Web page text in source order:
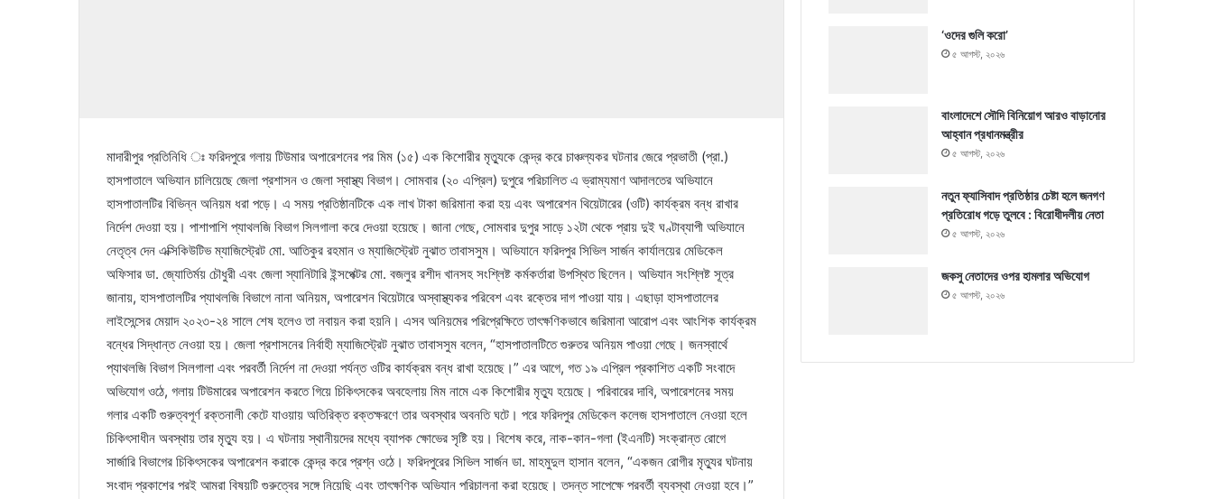
মাদারীপুর প্রতিনিধি ঃ ফরিদপুরে গলায় টিউমার অপারেশনের পর মিম (১৫) এক কিশোরীর মৃত্যুকে কেন্দ্র করে চাঞ্চল্যকর ঘটনার জেরে প্রভাতী (প্রা.)
হাসপাতালে অভিযান চালিয়েছে জেলা প্রশাসন ও জেলা স্বাস্থ্য বিভাগ। সোমবার (২০ এপ্রিল) দুপুরে পরিচালিত এ ভ্রাম্যমাণ আদালতের অভিযানে
হাসপাতালটির বিভিন্ন অনিয়ম ধরা পড়ে। এ সময় প্রতিষ্ঠানটিকে এক লাখ টাকা জরিমানা করা হয় এবং অপারেশন থিয়েটারের (ওটি) কার্যক্রম বন্ধ রাখার
নির্দেশ দেওয়া হয়। পাশাপাশি প্যাথলজি বিভাগ সিলগালা করে দেওয়া হয়েছে। জানা গেছে, সোমবার দুপুর সাড়ে ১২টা থেকে প্রায় দুই ঘণ্টাব্যাপী অভিযানে
নেতৃত্ব দেন এক্সিকিউটিভ ম্যাজিস্ট্রেট মো. আতিকুর রহমান ও ম্যাজিস্ট্রেট নুঝাত তাবাসসুম। অভিযানে ফরিদপুর সিভিল সার্জন কার্যালয়ের মেডিকেল
অফিসার ডা. জ্যোতির্ময় চৌধুরী এবং জেলা স্যানিটারি ইন্সপেক্টর মো. বজলুর রশীদ খানসহ সংশ্লিষ্ট কর্মকর্তারা উপস্থিত ছিলেন। অভিযান সংশ্লিষ্ট সূত্র
জানায়, হাসপাতালটির প্যাথলজি বিভাগে নানা অনিয়ম, অপারেশন থিয়েটারে অস্বাস্থ্যকর পরিবেশ এবং রক্তের দাগ পাওয়া যায়। এছাড়া হাসপাতালের
লাইসেন্সের মেয়াদ ২০২৩-২৪ সালে শেষ হলেও তা নবায়ন করা হয়নি। এসব অনিয়মের পরিপ্রেক্ষিতে তাৎক্ষণিকভাবে জরিমানা আরোপ এবং আংশিক কার্যক্রম
বন্ধের সিদ্ধান্ত নেওয়া হয়। জেলা প্রশাসনের নির্বাহী ম্যাজিস্ট্রেট নুঝাত তাবাসসুম বলেন, “হাসপাতালটিতে গুরুতর অনিয়ম পাওয়া গেছে। জনস্বার্থে
প্যাথলজি বিভাগ সিলগালা এবং পরবর্তী নির্দেশ না দেওয়া পর্যন্ত ওটির কার্যক্রম বন্ধ রাখা হয়েছে।” এর আগে, গত ১৯ এপ্রিল প্রকাশিত একটি সংবাদে
অভিযোগ ওঠে, গলায় টিউমারের অপারেশন করতে গিয়ে চিকিৎসকের অবহেলায় মিম নামে এক কিশোরীর মৃত্যু হয়েছে। পরিবারের দাবি, অপারেশনের সময়
গলার একটি গুরুত্বপূর্ণ রক্তনালী কেটে যাওয়ায় অতিরিক্ত রক্তক্ষরণে তার অবস্থার অবনতি ঘটে। পরে ফরিদপুর মেডিকেল কলেজ হাসপাতালে নেওয়া হলে
চিকিৎসাধীন অবস্থায় তার মৃত্যু হয়। এ ঘটনায় স্থানীয়দের মধ্যে ব্যাপক ক্ষোভের সৃষ্টি হয়। বিশেষ করে, নাক-কান-গলা (ইএনটি) সংক্রান্ত রোগে
সার্জারি বিভাগের চিকিৎসকের অপারেশন করাকে কেন্দ্র করে প্রশ্ন ওঠে। ফরিদপুরের সিভিল সার্জন ডা. মাহমুদুল হাসান বলেন, “একজন রোগীর মৃত্যুর ঘটনায়
সংবাদ প্রকাশের পরই আমরা বিষয়টি গুরুত্বের সঙ্গে নিয়েছি এবং তাৎক্ষণিক অভিযান পরিচালনা করা হয়েছে। তদন্ত সাপেক্ষে পরবর্তী ব্যবস্থা নেওয়া হবে।”
‘ওদের গুলি করো’
৫ আগস্ট, ২০২৬
বাংলাদেশে সৌদি বিনিয়োগ আরও বাড়ানোর
আহ্বান প্রধানমন্ত্রীর
৫ আগস্ট, ২০২৬
নতুন ফ্যাসিবাদ প্রতিষ্ঠার চেষ্টা হলে জনগণ
প্রতিরোধ গড়ে তুলবে : বিরোধীদলীয় নেতা
৫ আগস্ট, ২০২৬
জকসু নেতাদের ওপর হামলার অভিযোগ
৫ আগস্ট, ২০২৬